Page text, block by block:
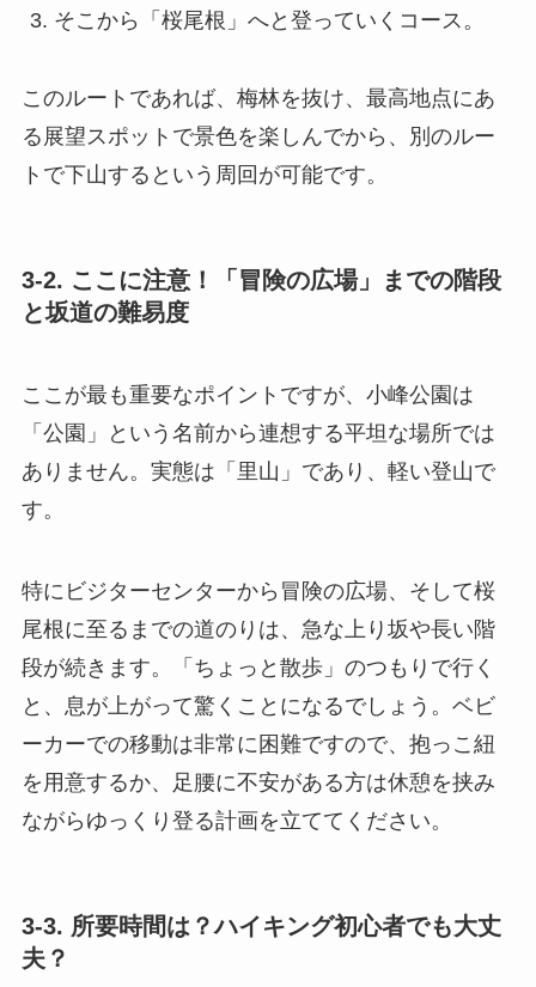
そこから「桜尾根」へと登っていくコース。
このルートであれば、梅林を抜け、最高地点にあ
る展望スポットで景色を楽しんでから、別のルー
トで下山するという周回が可能です。
3-2. ここに注意！「冒険の広場」までの階段
と坂道の難易度
ここが最も重要なポイントですが、小峰公園は
「公園」という名前から連想する平坦な場所では
ありません。実態は「里山」であり、軽い登山で
す。
特にビジターセンターから冒険の広場、そして桜
尾根に至るまでの道のりは、急な上り坂や長い階
段が続きます。「ちょっと散歩」のつもりで行く
と、息が上がって驚くことになるでしょう。ベビ
ーカーでの移動は非常に困難ですので、抱っこ紐
を用意するか、足腰に不安がある方は休憩を挟み
ながらゆっくり登る計画を立ててください。
3-3. 所要時間は？ハイキング初心者でも大丈
夫？